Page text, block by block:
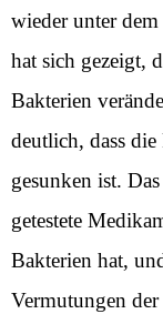
wieder unter
hat sich gezeigt,
Bakterien
deutlich, dass
gesunken ist.
getestete
Bakterien hat,
Vermutungen